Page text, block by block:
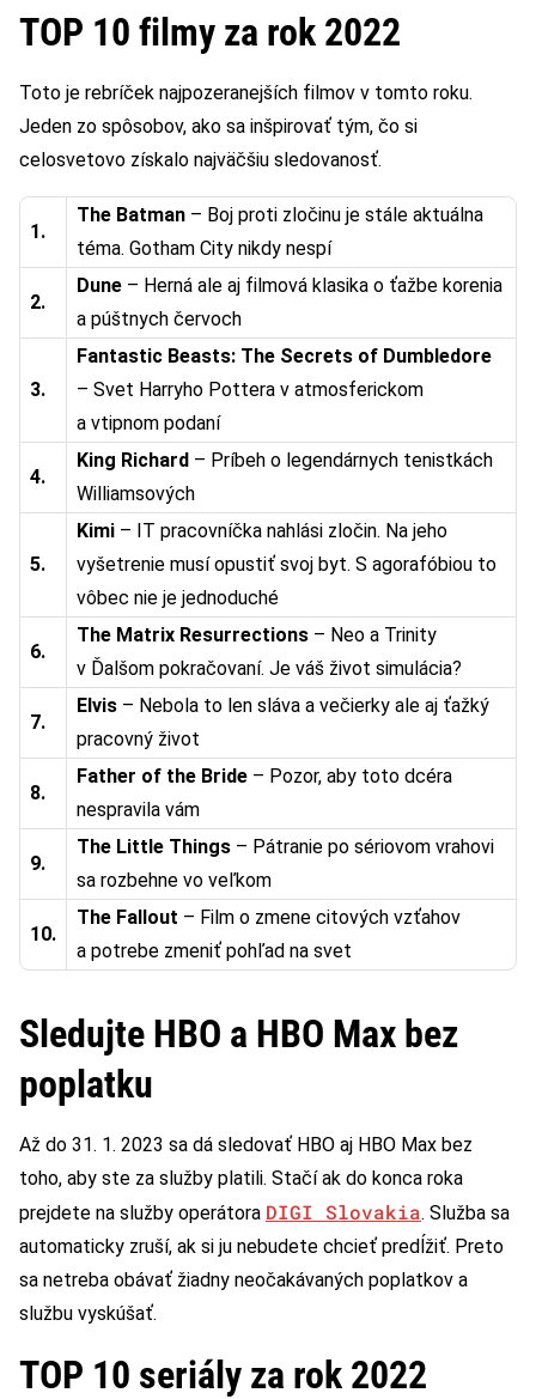
TOP 10 filmy za rok 2022
Toto je rebríček najpozeranejších filmov v tomto roku.
Jeden zo spôsobov, ako sa inšpirovať tým, čo si
celosvetovo získalo najväčšiu sledovanosť.
1.
The Batman – Boj proti zločinu je stále aktuálna
téma. Gotham City nikdy nespí
2.
Dune – Herná ale aj filmová klasika o ťažbe korenia
a púštnych červoch
3.
Fantastic Beasts: The Secrets of Dumbledore
– Svet Harryho Pottera v atmosferickom
a vtipnom podaní
4.
King Richard – Príbeh o legendárnych tenistkách
Williamsových
5.
Kimi – IT pracovníčka nahlási zločin. Na jeho
vyšetrenie musí opustiť svoj byt. S agorafóbiou to
vôbec nie je jednoduché
6.
The Matrix Resurrections – Neo a Trinity
v Ďalšom pokračovaní. Je váš život simulácia?
7.
Elvis – Nebola to len sláva a večierky ale aj ťažký
pracovný život
8.
Father of the Bride – Pozor, aby toto dcéra
nespravila vám
9.
The Little Things – Pátranie po sériovom vrahovi
sa rozbehne vo veľkom
10.
The Fallout – Film o zmene citových vzťahov
a potrebe zmeniť pohľad na svet
Sledujte HBO a HBO Max bez
poplatku
Až do 31. 1. 2023 sa dá sledovať HBO aj HBO Max bez
toho, aby ste za služby platili. Stačí ak do konca roka
prejdete na služby operátora DIGI Slovakia. Služba sa
automaticky zruší, ak si ju nebudete chcieť predĺžiť. Preto
sa netreba obávať žiadny neočakávaných poplatkov a
službu vyskúšať.
TOP 10 seriály za rok 2022